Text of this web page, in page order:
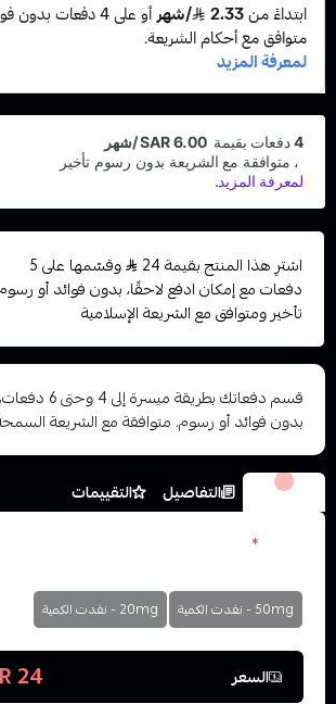
اشترِ هذا المنتج بقيمة 24
وقسّمها على 5
دفعات مع إمكان ادفع لاحقًا، بدون فوائد أو
تأخير ومتوافق مع الشريعة الإسلامية
قسم دفعاتك بطريقة ميسرة إلى 4 وحتى 6 دفعات،
بدون فوائد أو رسوم. متوافقة مع الشريعة
الخيارات التفاصيل
التقييمات
*
50mg - نفدت الكمية 20mg - نفدت الكمية
السعر 24 SAR